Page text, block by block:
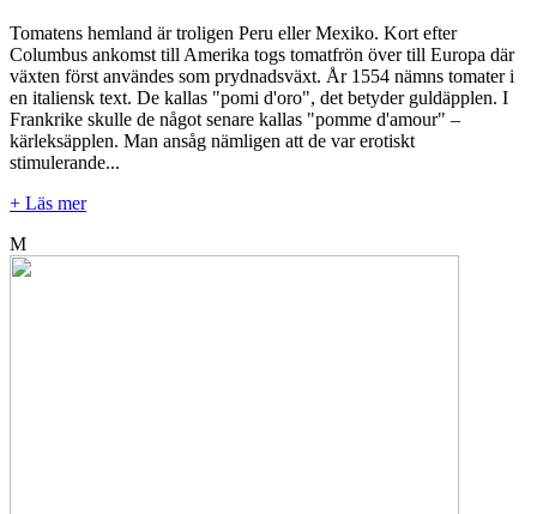
Tomatens hemland är troligen Peru eller Mexiko. Kort efter
Columbus ankomst till Amerika togs tomatfrön över till Europa där
växten först användes som prydnadsväxt. År 1554 nämns tomater i
en italiensk text. De kallas "pomi d'oro", det betyder guldäpplen. I
Frankrike skulle de något senare kallas "pomme d'amour" –
kärleksäpplen. Man ansåg nämligen att de var erotiskt
stimulerande...
+ Läs mer
M